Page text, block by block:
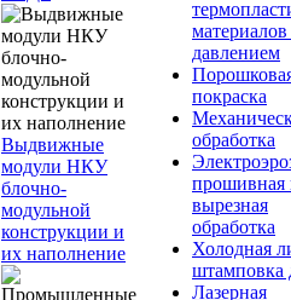
Выдвижные
модули НКУ
блочно-
модульной
конструкции и
их наполнение
давлением
покраска
обработка
прошивная
вырезная
обработка
Холодная
штамповка
Лазерная